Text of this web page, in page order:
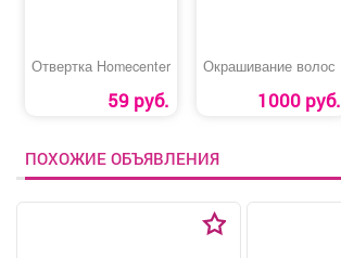
Отвертка Homecenter
59 руб.
Окрашивание волос
1000 руб.
ПОХОЖИЕ ОБЪЯВЛЕНИЯ